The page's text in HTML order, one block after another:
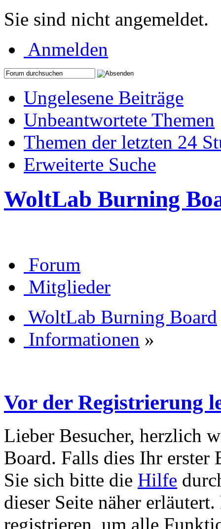
Sie sind nicht angemeldet.
Anmelden
Ungelesene Beiträge
Unbeantwortete Themen
Themen der letzten 24
Erweiterte Suche
WoltLab Burning
Forum
Mitglieder
WoltLab Burning Board
Informationen »
Vor der Registrierung
Lieber Besucher, herzlich
Board. Falls dies Ihr erster
Sie sich bitte die Hilfe
dieser Seite näher
registrieren, um alle